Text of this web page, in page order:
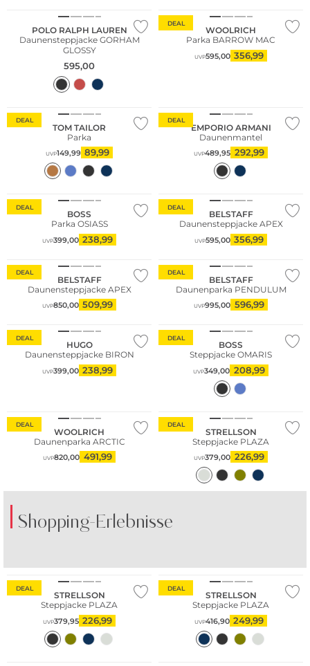
POLO RALPH LAUREN
Daunensteppjacke GORHAM
GLOSSY
595,00
DEAL
WOOLRICH
Parka BARROW MAC
UVP595,00 356,99
DEAL
TOM TAILOR
Parka
UVP149,99 89,99
DEAL
EMPORIO ARMANI
Daunenmantel
UVP489,95 292,99
DEAL
BOSS
Parka OSIASS
UVP399,00 238,99
DEAL
BELSTAFF
Daunensteppjacke APEX
UVP595,00 356,99
DEAL
BELSTAFF
Daunensteppjacke APEX
UVP850,00 509,99
DEAL
BELSTAFF
Daunenparka PENDULUM
UVP995,00 596,99
DEAL
HUGO
Daunensteppjacke BIRON
UVP399,00 238,99
DEAL
BOSS
Steppjacke OMARIS
UVP349,00 208,99
DEAL
WOOLRICH
Daunenparka ARCTIC
UVP820,00 491,99
DEAL
STRELLSON
Steppjacke PLAZA
UVP379,00 226,99
Shopping-Erlebnisse
DEAL
STRELLSON
Steppjacke PLAZA
UVP379,95 226,99
DEAL
STRELLSON
Steppjacke PLAZA
UVP416,90 249,99
Nachhaltig